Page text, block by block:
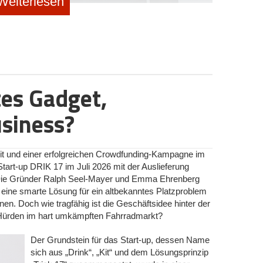
wollen. Die beiden Gründer, die sich bereits seit
von digitaler Ausgrenzung und Belästigung
Kind selbst Opfer von Cybermobbing. Wer nun
sondern eine Recherche“, stellt Leonardo
was Eltern heute tatsächlich zur Verfügung
oder Webfilter hinauslaufe. Der 23-Jährige wird
richtige Sorge. Wenn ein Kind nur noch zwei
zwei Stunden nichts sicherer.“ Cybergrooming
sondern weil Erwachsene unbemerkt
Sprachmodelle nun effizient genug seien, um
verarbeiten. „Vor drei Jahren wäre dieses Produkt
Gadget,
und einer erfolgreichen Crowdfunding-Kampagne im
up DRIK 17 im Juli 2026 mit der Auslieferung
Gründer Ralph Seel-Mayer und Emma Ehrenberg
smarte Lösung für ein altbekanntes Platzproblem
Doch wie tragfähig ist die Geschäftsidee hinter der
im hart umkämpften Fahrradmarkt?
Der Grundstein für das Start-up, dessen Name
sich aus „Drink“, „Kit“ und dem Lösungsprinzip